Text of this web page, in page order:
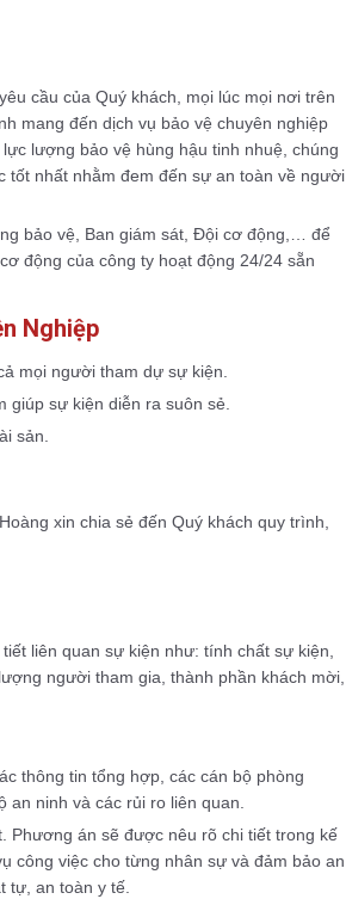
cầu của Quý khách, mọi lúc mọi nơi trên
mang đến dịch vụ bảo vệ chuyên nghiệp
lượng bảo vệ hùng hậu tinh nhuệ, chúng
tốt nhất nhằm đem đến sự an toàn về người
bảo vệ, Ban giám sát, Đội cơ động,… để
động của công ty hoạt động 24/24 sẵn
Nghiệp
mọi người tham dự sự kiện.
giúp sự kiện diễn ra suôn sẻ.
sản.
xin chia sẻ đến Quý khách quy trình,
liên quan sự kiện như: tính chất sự kiện,
người tham gia, thành phần khách mời,
thông tin tổng hợp, các cán bộ phòng
an ninh và các rủi ro liên quan.
Phương án sẽ được nêu rõ chi tiết trong kế
công việc cho từng nhân sự và đảm bảo an
tự, an toàn y tế.